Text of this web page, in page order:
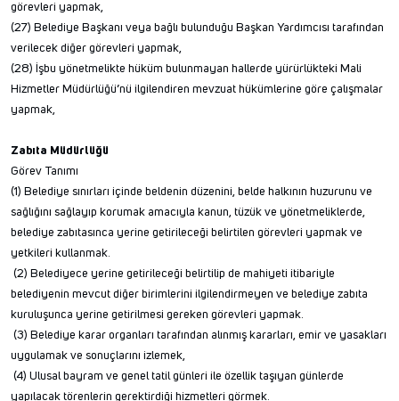
görevleri yapmak,
(27) Belediye Başkanı veya bağlı bulunduğu Başkan Yardımcısı tarafından
verilecek diğer görevleri yapmak,
(28) İşbu yönetmelikte hüküm bulunmayan hallerde yürürlükteki Mali
Hizmetler Müdürlüğü’nü ilgilendiren mevzuat hükümlerine göre çalışmalar
yapmak,
Zabıta Müdürlüğü
Görev Tanımı
(1) Belediye sınırları içinde beldenin düzenini, belde halkının huzurunu ve
sağlığını sağlayıp korumak amacıyla kanun, tüzük ve yönetmeliklerde,
belediye zabıtasınca yerine getirileceği belirtilen görevleri yapmak ve
yetkileri kullanmak.
(2) Belediyece yerine getirileceği belirtilip de mahiyeti itibariyle
belediyenin mevcut diğer birimlerini ilgilendirmeyen ve belediye zabıta
kuruluşunca yerine getirilmesi gereken görevleri yapmak.
(3) Belediye karar organları tarafından alınmış kararları, emir ve yasakları
uygulamak ve sonuçlarını izlemek,
(4) Ulusal bayram ve genel tatil günleri ile özellik taşıyan günlerde
yapılacak törenlerin gerektirdiği hizmetleri görmek.